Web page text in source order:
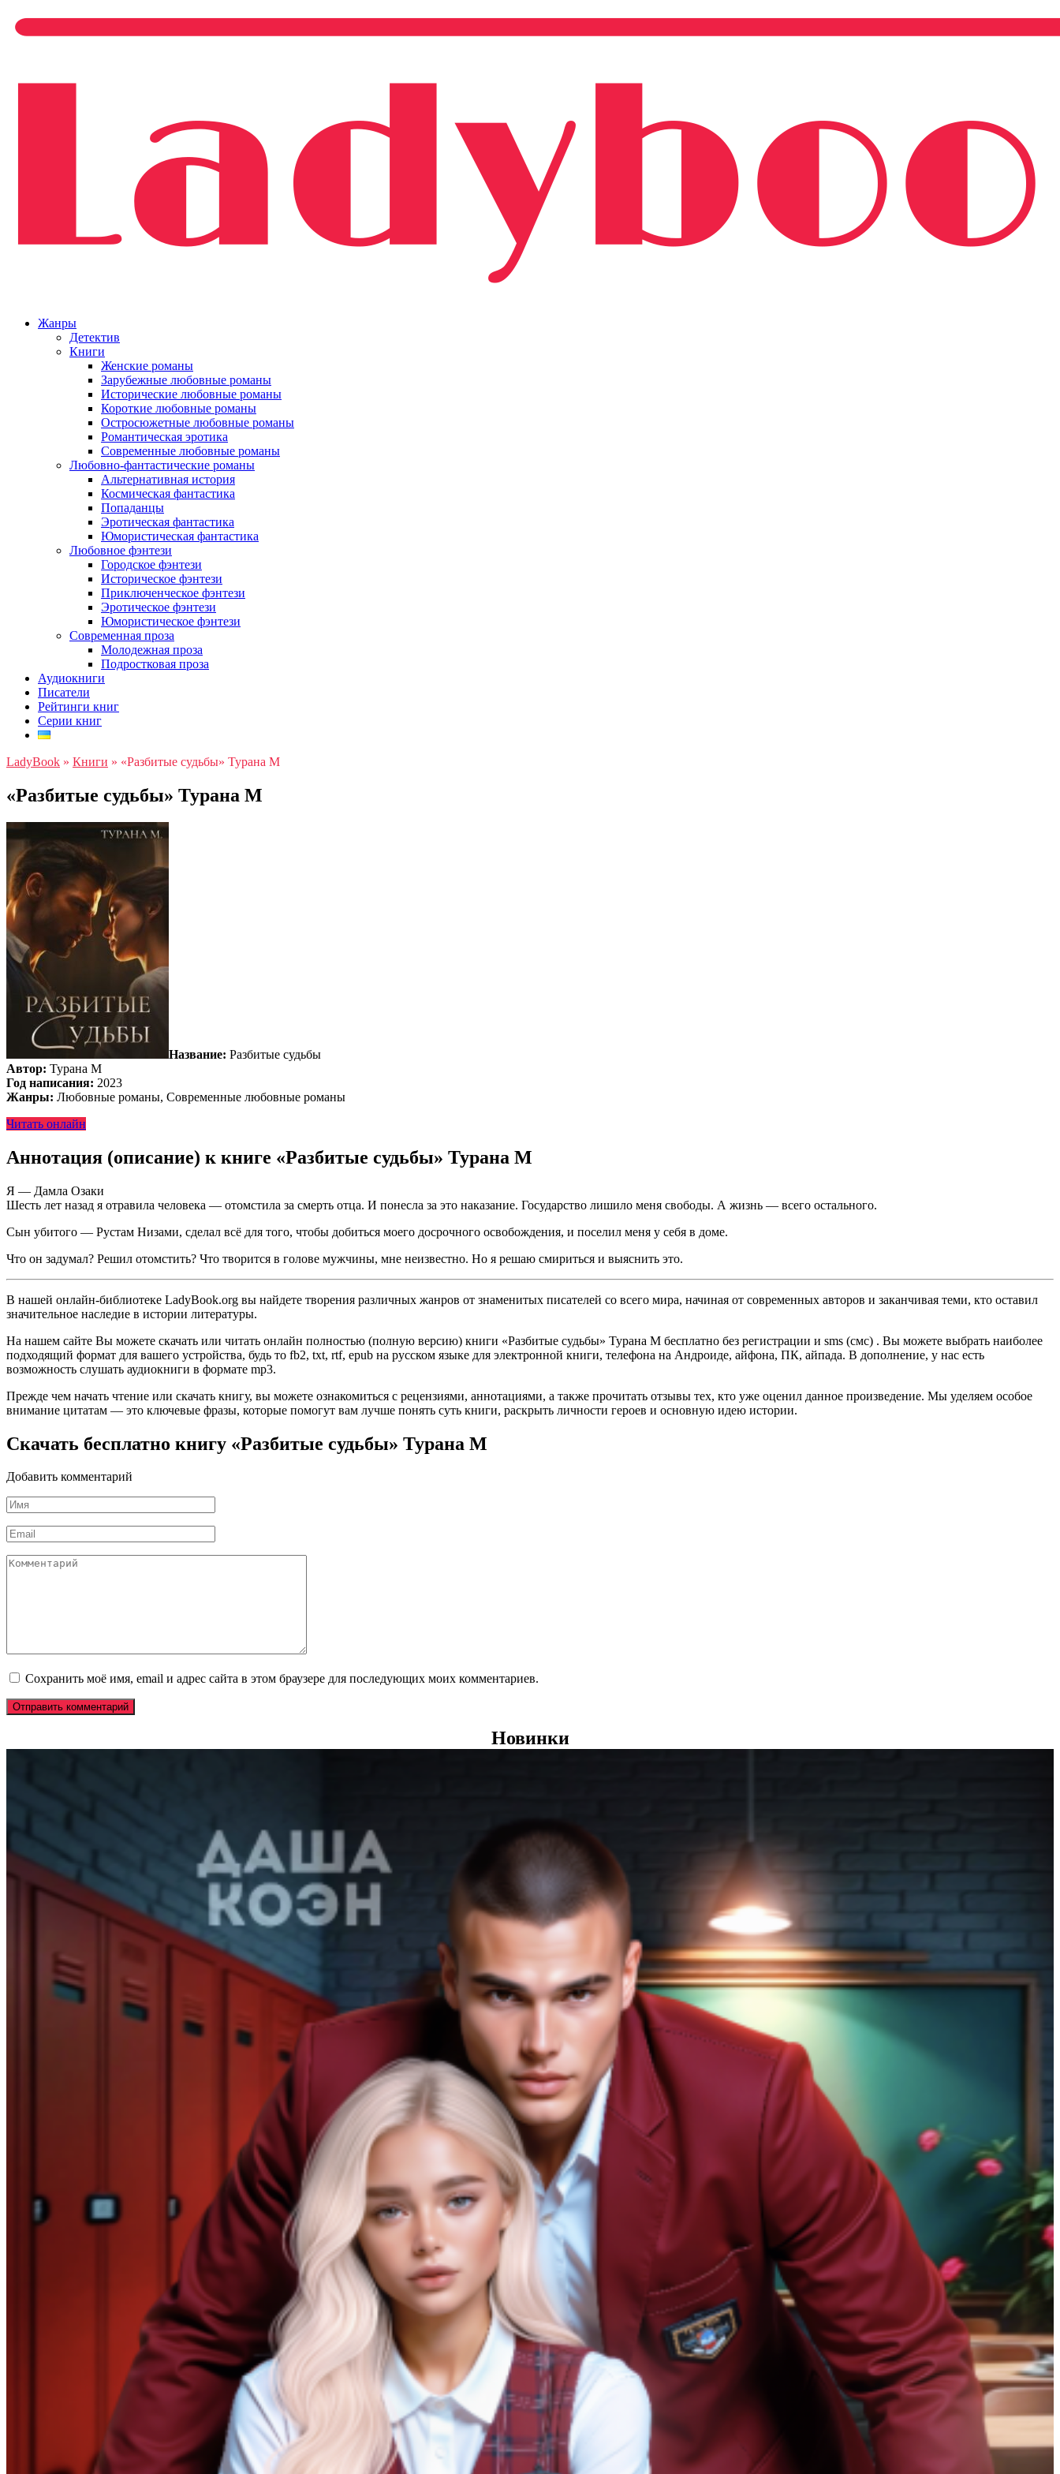
Жанры
Детектив
Книги
Женские романы
Зарубежные любовные романы
Исторические любовные романы
Короткие любовные романы
Остросюжетные любовные романы
Романтическая эротика
Современные любовные романы
Любовно-фантастические романы
Альтернативная история
Космическая фантастика
Попаданцы
Эротическая фантастика
Юмористическая фантастика
Любовное фэнтези
Городское фэнтези
Историческое фэнтези
Приключенческое фэнтези
Эротическое фэнтези
Юмористическое фэнтези
Современная проза
Молодежная проза
Подростковая проза
Аудиокниги
Писатели
Рейтинги книг
Серии книг
LadyBook » Книги » «Разбитые судьбы» Турана М
«Разбитые судьбы» Турана М
Название: Разбитые судьбы
Автор: Турана М
Год написания: 2023
Жанры: Любовные романы, Современные любовные романы
Читать онлайн
Аннотация (описание) к книге «Разбитые судьбы» Турана М
Я — Дамла Озаки
Шесть лет назад я отравила человека — отомстила за смерть отца. И понесла за это наказание. Государство лишило меня свободы. А жизнь — всего остального.
Сын убитого — Рустам Низами, сделал всё для того, чтобы добиться моего досрочного освобождения, и поселил меня у себя в доме.
Что он задумал? Решил отомстить? Что творится в голове мужчины, мне неизвестно. Но я решаю смириться и выяснить это.
В нашей онлайн-библиотеке LadyBook.org вы найдете творения различных жанров от знаменитых писателей со всего мира, начиная от современных авторов и заканчивая теми, кто оставил
значительное наследие в истории литературы.
На нашем сайте Вы можете скачать или читать онлайн полностью (полную версию) книги «Разбитые судьбы» Турана М бесплатно без регистрации и sms (смс) . Вы можете выбрать наиболее
подходящий формат для вашего устройства, будь то fb2, txt, rtf, epub на русском языке для электронной книги, телефона на Андроиде, айфона, ПК, айпада. В дополнение, у нас есть
возможность слушать аудиокниги в формате mp3.
Прежде чем начать чтение или скачать книгу, вы можете ознакомиться с рецензиями, аннотациями, а также прочитать отзывы тех, кто уже оценил данное произведение. Мы уделяем особое
внимание цитатам — это ключевые фразы, которые помогут вам лучше понять суть книги, раскрыть личности героев и основную идею истории.
Скачать бесплатно книгу «Разбитые судьбы» Турана М
Добавить комментарий
Имя
*
Email
*
Комментарий
Сохранить моё имя, email и адрес сайта в этом браузере для последующих моих комментариев.
Новинки